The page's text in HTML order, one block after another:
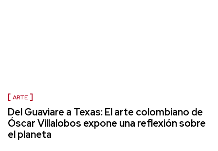
ARTE
Del Guaviare a Texas: El arte colombiano de
Óscar Villalobos expone una reflexión sobre
el planeta